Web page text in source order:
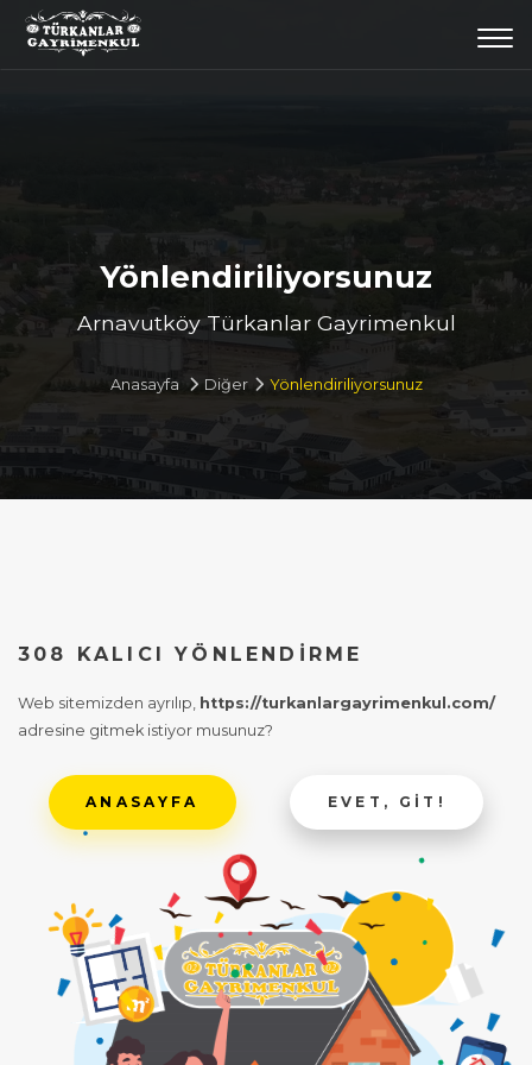
Yönlendiriliyorsunuz
Arnavutköy Türkanlar Gayrimenkul
Anasayfa Diğer Yönlendiriliyorsunuz
308 KALICI YÖNLENDIRME
Web sitemizden ayrılıp, https://turkanlargayrimenkul.com/
adresine gitmek istiyor musunuz?
ANASAYFA EVET, GIT!